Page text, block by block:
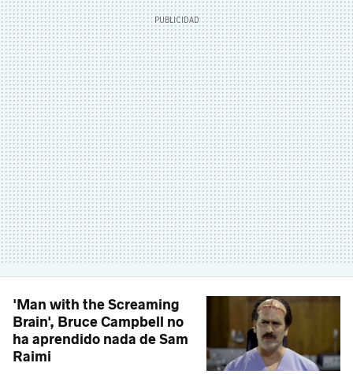
'Man with the Screaming
Brain', Bruce Campbell no
ha aprendido nada de Sam
Raimi